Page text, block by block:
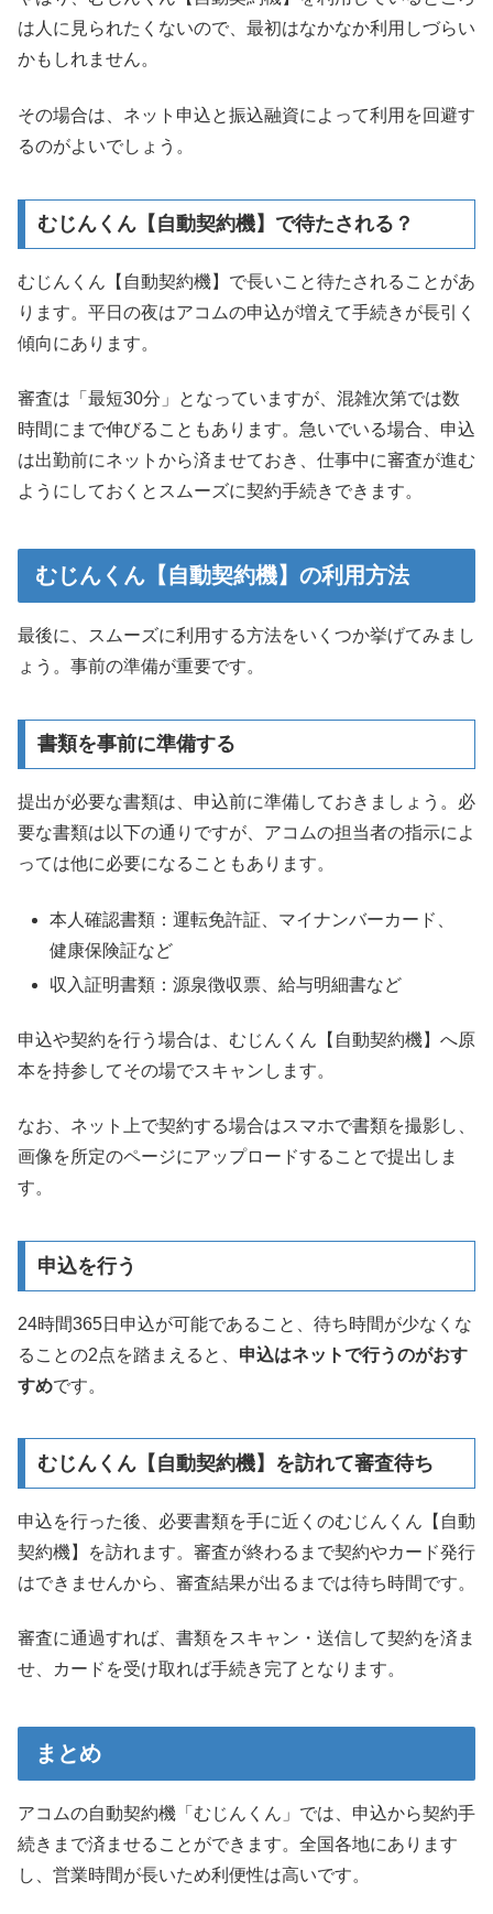
は人に見られたくないので、最初はなかなか利用しづらい
かもしれません。
その場合は、ネット申込と振込融資によって利用を回避す
るのがよいでしょう。
むじんくん【自動契約機】で待たされる？
むじんくん【自動契約機】で長いこと待たされることがあ
ります。 平日の夜はアコムの申込が増えて手続きが長引く
傾向にあります。
審査は 「最短30分」
となっていますが、混雑次第では数
時間にまで伸びることもあります。急いでいる場合、申込
は出勤前にネットから済ませておき、仕事中に審査が進む
ようにしておくとスムーズに契約手続きできます。
むじんくん【自動契約機】の利用方法
最後に、スムーズに利用する方法をいくつか挙げてみまし
ょう。事前の準備が重要です。
書類を事前に準備する
提出が必要な書類は、申込前に準備しておきましょう。必
要な書類は以下の通りですが、アコムの担当者の指示によ
っては他に必要になることもあります。
本人確認書類：運転免許証、マイナンバーカード、
健康保険証など
収入証明書類：源泉徴収票、給与明細書など
申込や契約を行う場合は、むじんくん【自動契約機】へ原
本を持参してその場でスキャンします。
なお、ネット上で契約する場合はスマホで書類を撮影し、
画像を所定のページにアップロードすることで提出しま
す。
申込を行う
24時間365日申込が可能であること、待ち時間が少なくな
ることの2点を踏まえると、 申込はネットで行うのがおす
すめです。
むじんくん【自動契約機】を訪れて審査待ち
申込を行った後、必要書類を手に近くのむじんくん【自動
契約機】を訪れます。審査が終わるまで契約やカード発行
はできませんから、審査結果が出るまでは待ち時間です。
審査に通過すれば、書類をスキャン・送信して契約を済ま
せ、カードを受け取れば手続き完了となります。
まとめ
アコムの自動契約機「むじんくん」では、申込から契約手
続きまで済ませることができます。全国各地にあります
し、営業時間が長いため利便性は高いです。